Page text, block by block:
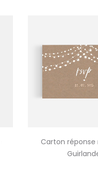
Carton réponse